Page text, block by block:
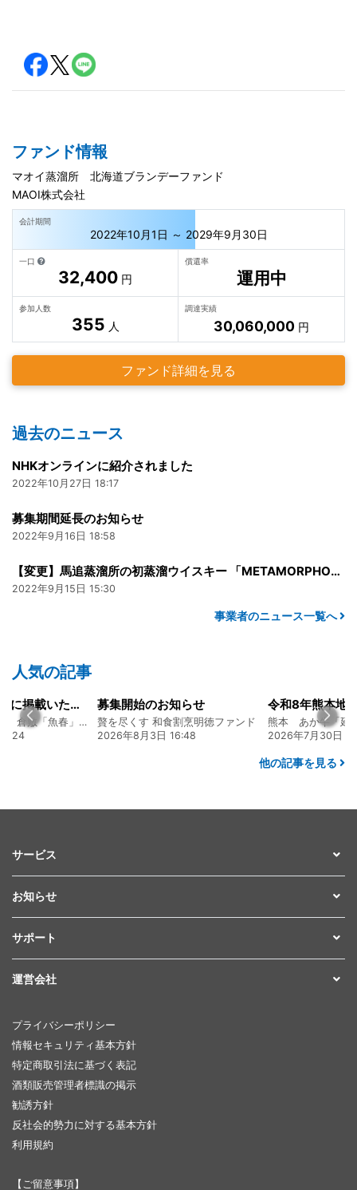
ファンド情報
マオイ蒸溜所 北海道ブランデーファンド
MAOI株式会社
会計期間
2022年10月1日 ～ 2029年9月30日
一口
32,400 円
償還率
運用中
参加人数
355 人
調達実績
30,060,000 円
ファンド詳細を見る
過去のニュース
NHKオンラインに紹介されました
2022年10月27日 18:17
募集期間延長のお知らせ
2022年9月16日 18:58
【変更】馬追蒸溜所の初蒸溜ウイスキー 「METAMORPHOSIS THE ORIGIN」の9月下旬​リリースのお知らせ
2022年9月15日 15:30
事業者のニュース一覧へ
人気の記事
山陽新聞の一面に掲載いただきました！
創業128年の魚屋 倉敷「魚春」ファンド
募集開始のお知らせ
贅を尽くす 和食割烹明徳ファンド
2026年8月3日 16:48
2026年7月30日
他の記事を見る
サービス
お知らせ
サポート
運営会社
プライバシーポリシー
情報セキュリティ基本方針
特定商取引法に基づく表記
酒類販売管理者標識の掲示
勧誘方針
反社会的勢力に対する基本方針
利用規約
【ご留意事項】